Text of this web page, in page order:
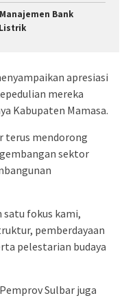
Bank
apresiasi
mereka
Kabupaten Mamasa.
terus mendorong
sektor
satu fokus kami,
pemberdayaan
pelestarian budaya
Sulbar juga